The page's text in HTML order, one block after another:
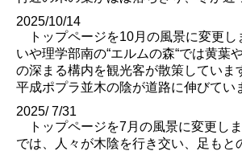
2025/10/14
トップページを10月の風景に変更し
いや理学部南の“エルムの森“では黄葉
の深まる構内を観光客が散策していま
平成ポプラ並木の陰が道路に伸びてい
2025/ 7/31
トップページを7月の風景に変更し
では、人々が木陰を行き交い、足もと